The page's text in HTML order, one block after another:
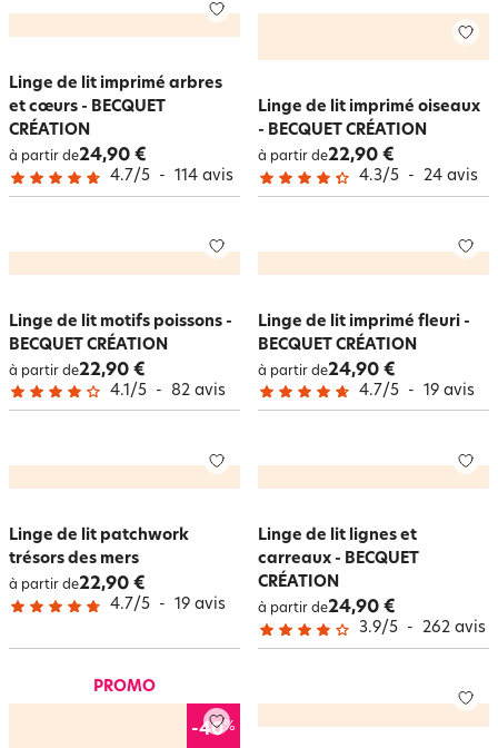
Linge de lit imprimé arbres
et cœurs - BECQUET
CRÉATION
à partir de24,90 €
4.7/5 - 114 avis
Linge de lit imprimé oiseaux
- BECQUET CRÉATION
à partir de22,90 €
4.3/5 - 24 avis
Linge de lit motifs poissons -
BECQUET CRÉATION
à partir de22,90 €
4.1 /5 - 82 avis
Linge de lit imprimé fleuri -
BECQUET CRÉATION
à partir de24,90 €
4.7/5 - 19 avis
Linge de lit patchwork
trésors des mers
à partir de22,90 €
4.7/5 - 19 avis
Linge de lit lignes et
carreaux - BECQUET
CRÉATION
à partir de24,90 €
3.9/5 - 262 avis
PROMO
-40%